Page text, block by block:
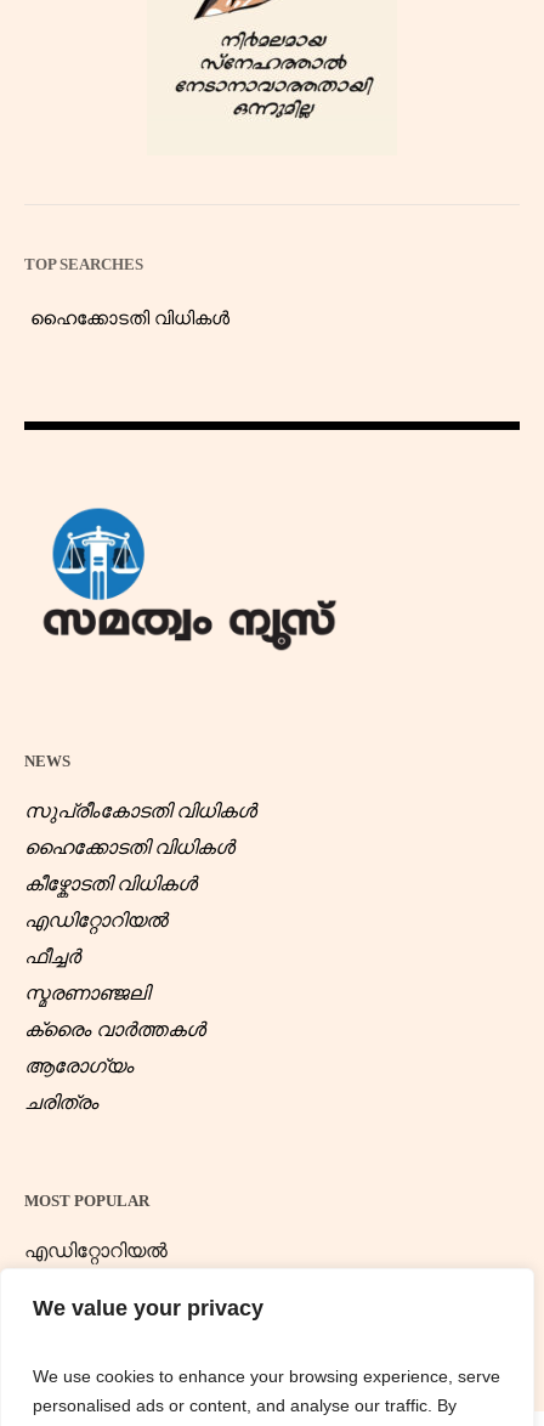
We value your privacy
We use cookies to enhance your browsing experience, serve
personalised ads or content, and analyse our traffic. By
TOP SEARCHES
ഹൈക്കോടതി വിധികൾ
NEWS
സുപ്രീംകോടതി വിധികൾ
ഹൈക്കോടതി വിധികൾ
കീഴ്കോടതി വിധികൾ
എഡിറ്റോറിയൽ
ഫീച്ചർ
സ്മരണാഞ്ജലി
ക്രൈം വാർത്തകൾ
ആരോഗ്യം
ചരിത്രം
MOST POPULAR
എഡിറ്റോറിയൽ